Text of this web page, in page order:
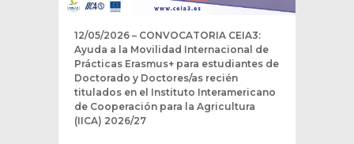
12/05/2026 – CONVOCATORIA CEIA3:
Ayuda a la Movilidad Internacional de
Prácticas Erasmus+ para estudiantes de
Doctorado y Doctores/as recién
titulados en el Instituto Interamericano
de Cooperación para la Agricultura
(IICA) 2026/27